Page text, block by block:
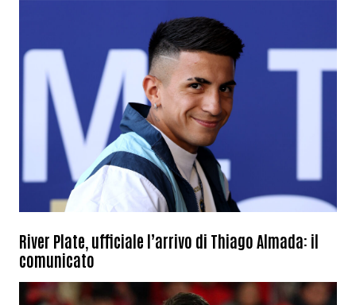
River Plate, ufficiale l’arrivo di Thiago Almada: il
comunicato